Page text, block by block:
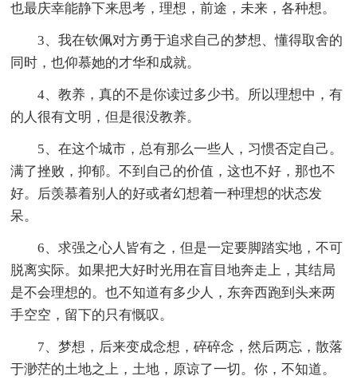
也最庆幸能静下来思考，理想，前途，未来，各种想。
3、我在钦佩对方勇于追求自己的梦想、懂得取舍的
同时，也仰慕她的才华和成就。
4、教养，真的不是你读过多少书。所以理想中，有
的人很有文明，但是很没教养。
5、在这个城市，总有那么一些人，习惯否定自己。
满了挫败，抑郁。不到自己的价值，这也不好，那也不
好。后羡慕着别人的好或者幻想着一种理想的状态发
呆。
6、求强之心人皆有之，但是一定要脚踏实地，不可
脱离实际。如果把大好时光用在盲目地奔走上，其结局
是不会理想的。也不知道有多少人，东奔西跑到头来两
手空空，留下的只有慨叹。
7、梦想，后来变成念想，碎碎念，然后两忘，散落
于渺茫的土地之上，土地，原谅了一切。你，不知道。